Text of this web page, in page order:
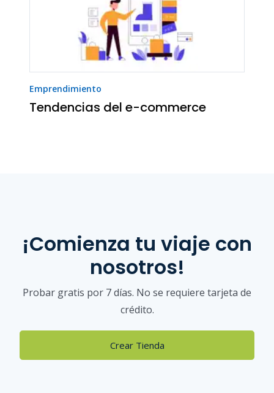
Emprendimiento
Tendencias del e-commerce
¡Comienza tu viaje con
nosotros!
Probar gratis por 7 días. No se requiere tarjeta de
crédito.
Crear Tienda